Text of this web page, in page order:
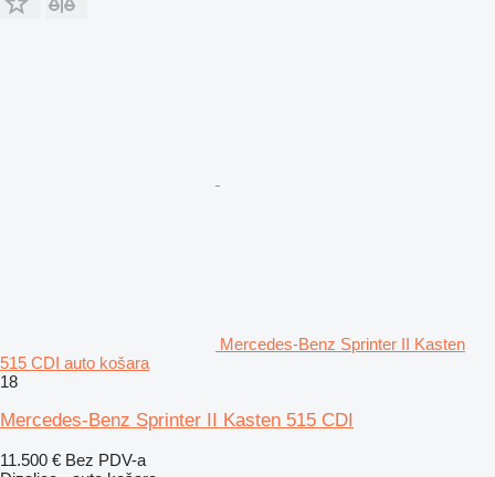
Mercedes-Benz Sprinter II Kasten
515 CDI auto košara
18
Mercedes-Benz Sprinter II Kasten 515 CDI
11.500 € Bez PDV-a